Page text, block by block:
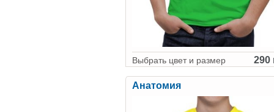
Выбрать цвет и размер 290
Анатомия